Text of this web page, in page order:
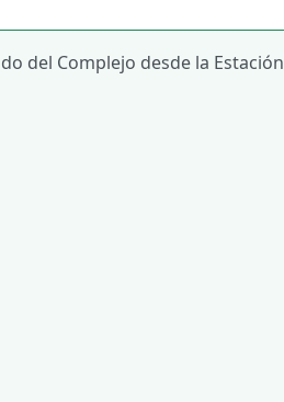
del Complejo desde la Estación